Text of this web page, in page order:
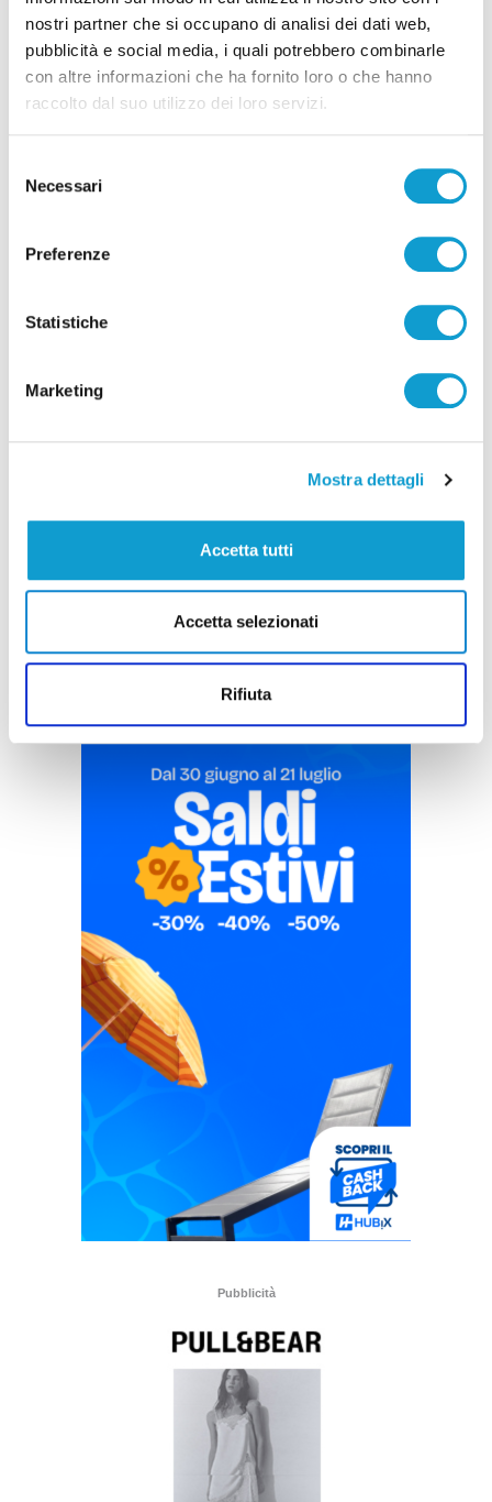
nostri partner che si occupano di analisi dei dati web,
pubblicità e social media, i quali potrebbero combinarle
con altre informazioni che ha fornito loro o che hanno
raccolto dal suo utilizzo dei loro servizi.
delNecessari
Preferenze
Statistiche
Marketing
Mostra dettagli
Accetta tutti
Accetta selezionati
Rifiuta
Stampavano soldi falsi nel Chietino: 5 misure
di Rossella Luciani
Pubblicità